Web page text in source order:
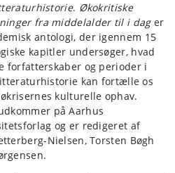
. Økokritiske
fra middelalder til i dager
antologi, der igennem 15
kapitler undersøger, hvad
forfatterskaber og perioder i
kan fortælle os
kulturelle ophav.
på Aarhus
og er redigeret af
Nielsen, Torsten Bøgh